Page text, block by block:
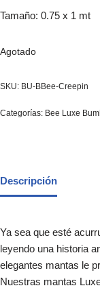
Tamaño: 0.75 x 1 mt
Agotado
SKU: BU-BBee-Creepin
Categorías: Bee Luxe
Descripción
Ya sea que esté
leyendo una historia
elegantes mantas le
Nuestras mantas